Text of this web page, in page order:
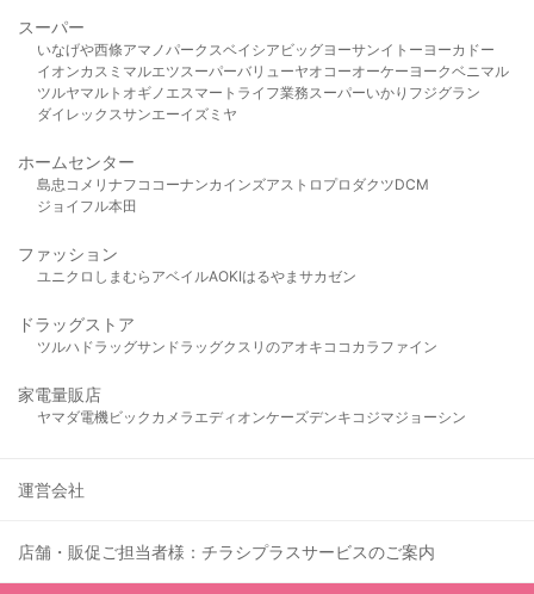
スーパー
いなげや西條アマノパークスベイシア ビッグヨーサンイトーヨーカドー
イオンカスミ マルエツスーパーバリューヤオコーオーケー ヨークベニマル
ツルヤマルト オギノ エスマート ライフ業務スーパーいかり フジグラン
ダイレックスサンエーイズミヤ
ホームセンター
島忠 コメリ ナフコ コーナンカインズアストロプロダクツDCM
ジョイフル本田
ファッション
ユニクロ しまむら アベイルAOKIはるやま サカゼン
ドラッグストア
ツルハドラッグサンドラッグクスリのアオキ ココカラファイン
家電量販店
ヤマダ電機ビックカメラ エディオンケーズデンキ コジマジョーシン
運営会社
店舗・販促ご担当者様：チラシプラスサービスのご案内